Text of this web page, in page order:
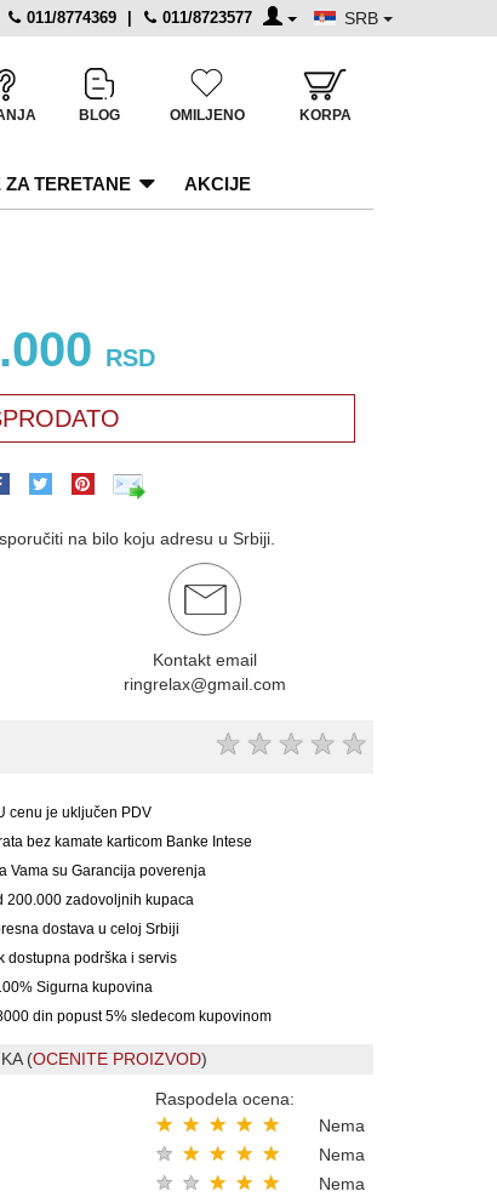
011/8774369 | 011/8723577 SRB
BLOG OMILJENO KORPA
ZA TERETANE AKCIJE
RSD
na bilo koju adresu u Srbiji.
Kontakt email
ringrelax@gmail.com
★ ★ ★ ★ ★
cenu je uključen PDV
bez kamate karticom Banke Intese
Vama su Garancija poverenja
200.000 zadovoljnih kupaca
dostava u celoj Srbiji
dostupna podrška i servis
Sigurna kupovina
din popust 5% sledecom kupovinom
(OCENITE PROIZVOD)
Raspodela ocena:
★
★
★
★
★ Nema
★
★
★
★
★ Nema
★
★
★
★
★ Nema